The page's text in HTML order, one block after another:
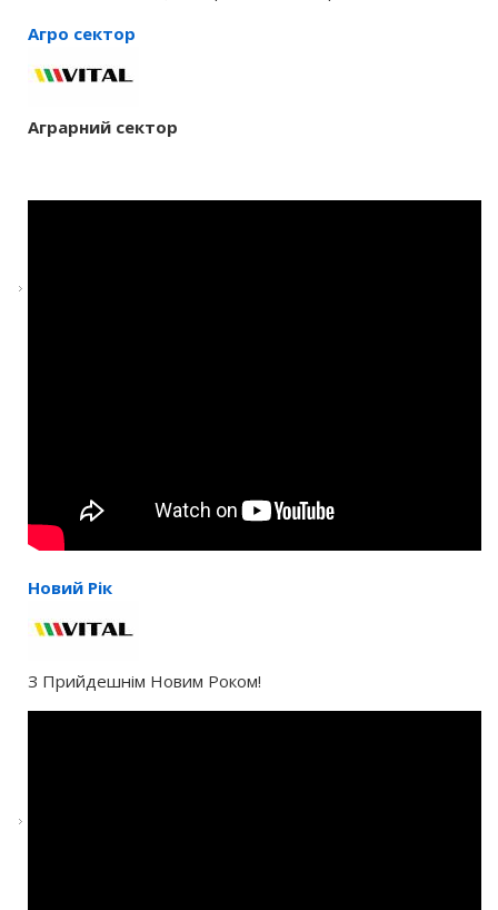
Агро сектор
Аграрний сектор
Новий Рік
З Прийдешнім Новим Роком!